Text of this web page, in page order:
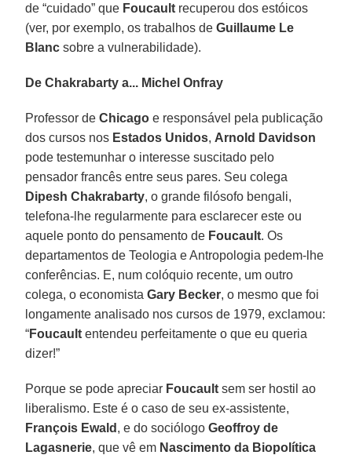
de “cuidado” que Foucault recuperou dos estóicos
(ver, por exemplo, os trabalhos deGuillaume Le
Blanc sobre a vulnerabilidade).
De Chakrabarty a... Michel Onfray
Professor deChicago e responsável pela publicação
dos cursos nos Estados Unidos, Arnold Davidson
pode testemunhar o interesse suscitado pelo
pensador francês entre seus pares. Seu colega
Dipesh Chakrabarty, o grande filósofo bengali,
telefona-lhe regularmente para esclarecer este ou
aquele ponto do pensamento de Foucault. Os
departamentos de Teologia e Antropologia pedem-lhe
conferências. E, num colóquio recente, um outro
colega, o economistaGary Becker, o mesmo que foi
longamente analisado nos cursos de 1979, exclamou:
“Foucault entendeu perfeitamente o que eu queria
dizer!”
Porque se pode apreciar Foucault sem ser hostil ao
liberalismo. Este é o caso de seu ex-assistente,
François Ewald , e do sociólogoGeoffroy de
Lagasnerie, que vê em Nascimento da Biopolítica